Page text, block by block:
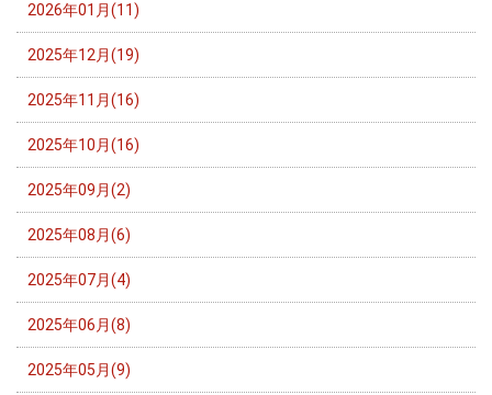
2026年01月(11)
2025年12月(19)
2025年11月(16)
2025年10月(16)
2025年09月(2)
2025年08月(6)
2025年07月(4)
2025年06月(8)
2025年05月(9)